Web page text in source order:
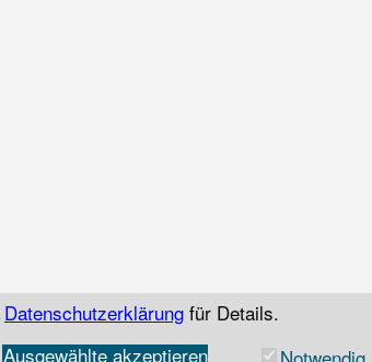
Datenschutzerklärung für Details.
Ausgewählte akzeptieren